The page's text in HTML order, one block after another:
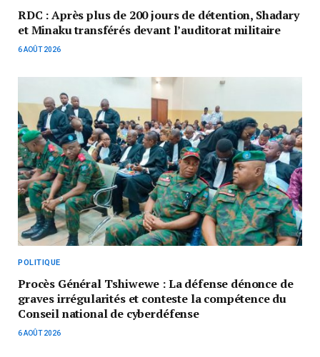
RDC : Après plus de 200 jours de détention, Shadary
et Minaku transférés devant l’auditorat militaire
6 AOÛT 2026
POLITIQUE
Procès Général Tshiwewe : La défense dénonce de
graves irrégularités et conteste la compétence du
Conseil national de cyberdéfense
6 AOÛT 2026